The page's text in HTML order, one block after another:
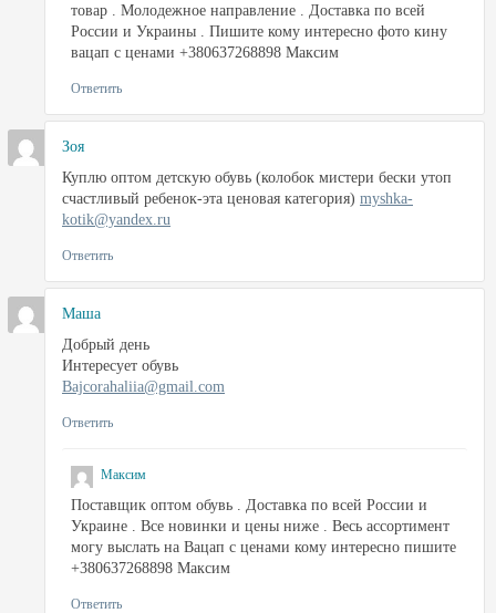
товар . Молодежное направление . Доставка по всей
России и Украины . Пишите кому интересно фото кину
вацап с ценами +380637268898 Максим
Ответить
Зоя
Куплю оптом детскую обувь (колобок мистери бески утоп
счастливый ребенок-эта ценовая категория) myshka-
kotik@yandex.ru
Ответить
Маша
Добрый день
Интересует обувь
Bajcorahaliia@gmail.com
Ответить
Максим
Поставщик оптом обувь . Доставка по всей России и
Украине . Все новинки и цены ниже . Весь ассортимент
могу выслать на Вацап с ценами кому интересно пишите
+380637268898 Максим
Ответить